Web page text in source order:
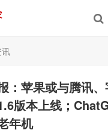
：苹果或与腾讯
版本上线；
年机